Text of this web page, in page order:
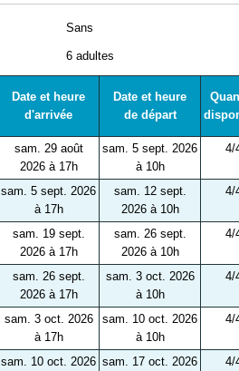
Sans
6 adultes
Date et heure
d'arrivée
Date et heure
de départ
sam. 29 août
2026 à 17h
sam. 5 sept. 2026
à 10h
4/
sam. 5 sept. 2026
à 17h
sam. 12 sept.
2026 à 10h
4/
sam. 19 sept.
2026 à 17h
sam. 26 sept.
2026 à 10h
4/
sam. 26 sept.
2026 à 17h
sam. 3 oct. 2026
à 10h
4/
sam. 3 oct. 2026
à 17h
sam. 10 oct. 2026
à 10h
4/
sam. 10 oct. 2026 sam. 17 oct. 2026
4/